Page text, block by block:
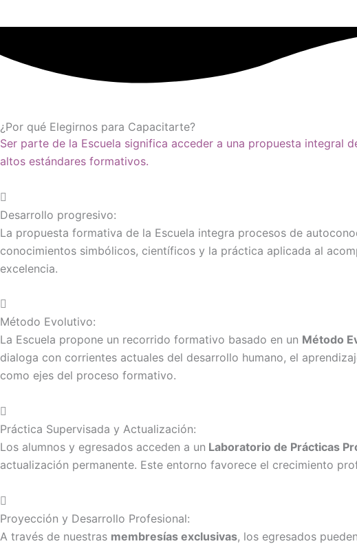
¿Por qué Elegirnos para Capacitarte?
Ser parte de la Escuela significa acceder a una propuesta integral
altos estándares formativos.
Desarrollo progresivo:
La propuesta formativa de la Escuela integra procesos de
conocimientos simbólicos, científicos y la práctica aplicada al
excelencia.
Método Evolutivo:
La Escuela propone un recorrido formativo basado en un Método
dialoga con corrientes actuales del desarrollo humano, el
como ejes del proceso formativo.
Práctica Supervisada y Actualización:
Los alumnos y egresados acceden a un Laboratorio de Prácticas
actualización permanente. Este entorno favorece el crecimiento
Proyección y Desarrollo Profesional:
A través de nuestras membresías exclusivas, los egresados